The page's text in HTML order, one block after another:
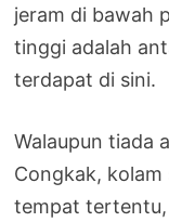
jeram di bawah
tinggi adalah
terdapat di sini.
Walaupun tiada
Congkak, kolam
tempat tertentu,